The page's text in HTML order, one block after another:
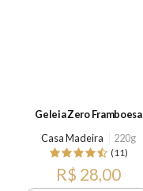
Geleia Zero Framboesa
Casa Madeira
220g
(11)
R$ 28,00